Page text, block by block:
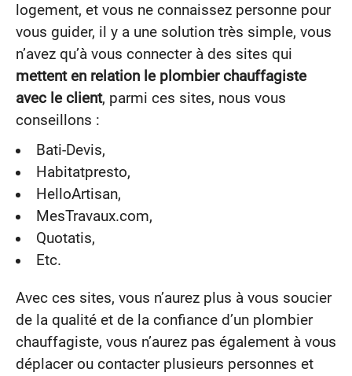
logement, et vous ne connaissez personne pour
vous guider, il y a une solution très simple, vous
n’avez qu’à vous connecter à des sites qui
mettent en relation le plombier chauffagiste
avec le client, parmi ces sites, nous vous
conseillons :
Bati-Devis,
Habitatpresto,
HelloArtisan,
MesTravaux.com,
Quotatis,
Etc.
Avec ces sites, vous n’aurez plus à vous soucier
de la qualité et de la confiance d’un plombier
chauffagiste, vous n’aurez pas également à vous
déplacer ou contacter plusieurs personnes et